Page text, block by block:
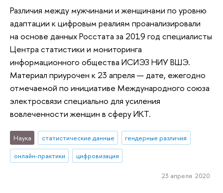
Различия между мужчинами и женщинами по уровню
адаптации к цифровым реалиям проанализировали
на основе данных Росстата за 2019 год специалисты
Центра статистики и мониторинга
информационного общества ИСИЭЗ НИУ ВШЭ.
Материал приурочен к 23 апреля — дате, ежегодно
отмечаемой по инициативе Международного союза
электросвязи специально для усиления
вовлеченности женщин в сферу ИКТ.
Наука статистические данные
гендерные различия
онлайн-практики
цифровизация
23 апреля 2020